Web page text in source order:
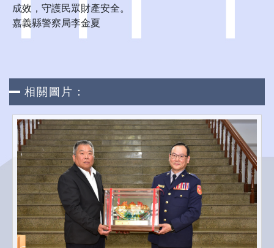
成效，守護民眾財產安全。
嘉義縣警察局李金夏
相關圖片：